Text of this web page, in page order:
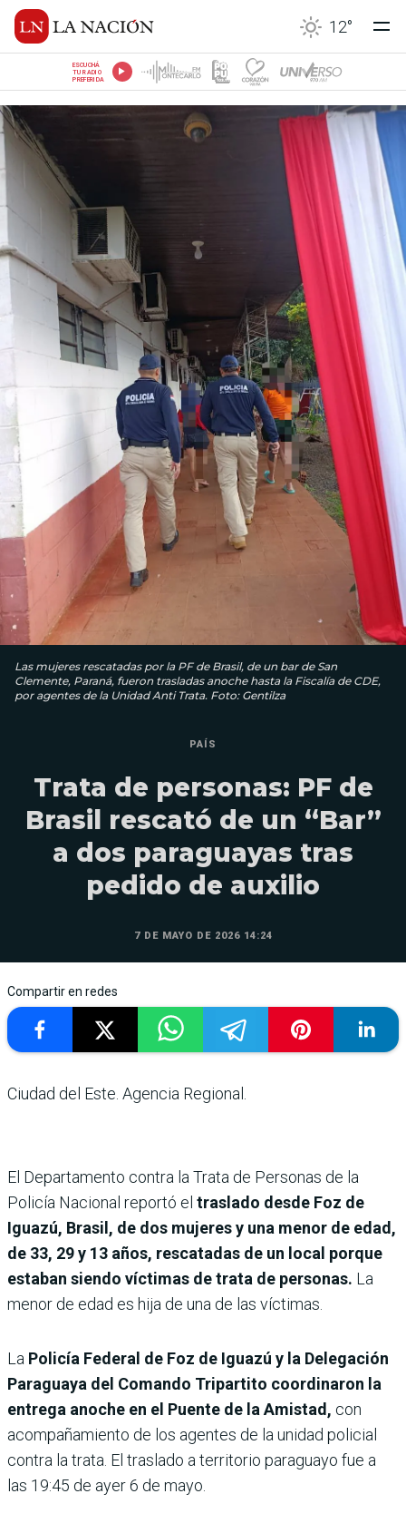
12°
ESCUCHÁ
TU RADIO
PREFERIDA
Las mujeres rescatadas por la PF de Brasil, de un bar de San
Clemente, Paraná, fueron trasladas anoche hasta la Fiscalía de CDE,
por agentes de la Unidad Anti Trata. Foto: Gentilza
PAÍS
Trata de personas: PF de
Brasil rescató de un “Bar”
a dos paraguayas tras
pedido de auxilio
7 DE MAYO DE 2026 14:24
Compartir en redes
Ciudad del Este. Agencia Regional.
El Departamento contra la Trata de Personas de la
Policía Nacional reportó el traslado desde Foz de
Iguazú, Brasil, de dos mujeres y una menor de edad,
de 33, 29 y 13 años, rescatadas de un local porque
estaban siendo víctimas de trata de personas. La
menor de edad es hija de una de las víctimas.
La Policía Federal de Foz de Iguazú y la Delegación
Paraguaya del Comando Tripartito coordinaron la
entrega anoche en el Puente de la Amistad, con
acompañamiento de los agentes de la unidad policial
contra la trata. El traslado a territorio paraguayo fue a
las 19:45 de ayer 6 de mayo.